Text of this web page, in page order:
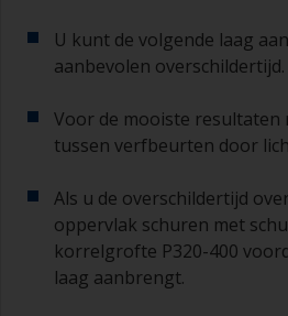
U kunt de volgende laag
aanbevolen overschildertijd.
Voor de mooiste resultaten
tussen verfbeurten door
Als u de overschildertijd
oppervlak schuren met
korrelgrofte P320-400
laag aanbrengt.